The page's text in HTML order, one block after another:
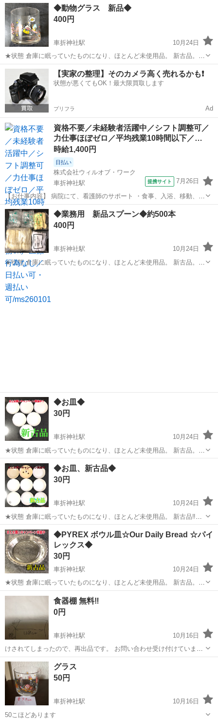
お値引きします。 ★配達可能★ 別途送料かかります。 何かございま
したら、 ...
京都 京都市 車折神社駅 本/CD/DVD
◆動物グラス 新品◆
400円
車折神社駅
10月24日
★状態 倉庫に眠っていたものになり、ほとんど未使用品。 新古品。
★寸法★ ★まとめ買いキャンペーン★ 一箱400円 5箱あります。 まと
めて買っていただけますとお値引きします。 ★配達可能★ 別途送料か
かりま...
京都 京都市 車折神社駅 本/CD/DVD 新古品
【実家の整理】そのカメラ高く売れるかも❗️
状態が悪くてもOK！最大限買取します
プリフラ Ad
資格不要／未経験者活躍中／シフト調整可／
力仕事ほぼゼロ／平均残業10時間以下／…
時給1,400円
日払い
株式会社ウィルオブ・ワーク
車折神社駅
提携サイト 7月26日
【お仕事内容】 病院にて、看護師のサポート ・食事、入浴、移動、排
泄などの身体介助 ・病室のシーツ交換、清掃、環境整備 ・事務作業の
補助業務 ・伝票やカルテの運搬 ・備品、器具の確認 など 「できるか
不安・・・」 「未経験...
京都 京都市 車折神社駅 その他
◆業務用 新品スプーン◆約500本
400円
車折神社駅
10月24日
★状態 倉庫に眠っていたものになり、ほとんど未使用品。 新古品。
★寸法★ なし ★配達可能★ 別途送料かかります。 何かございました
ら、 お気軽にお問い合わせ下さい(^^)
京都 京都市
◆お皿◆
30円
車折神社駅
10月24日
★状態 倉庫に眠っていたものになり、ほとんど未使用品。 新古品。
made in JAPAN‼️ ★寸法★ 10×１０×2 ★まとめ買いキャンペーン★ 全
部で20枚ほどあります。まとめて買っていただけますのとかなりお...
京都 京都市 車折神社駅 本/CD/DVD
◆お皿、新古品◆
30円
車折神社駅
10月24日
★状態 倉庫に眠っていたものになり、ほとんど未使用品。 新古品‼️、
★寸法★ 6×6×2 ★まとめ買いキャンペーン★ 全部で20枚ほどありま
す。まとめて買っていただけますのとかなりお値引きします。 ★配達
可能★ 別...
京都 京都市 車折神社駅 本/CD/DVD
◆PYREX ボウル皿☆Our Daily Bread ☆パイ
レックス◆
30円
車折神社駅
10月24日
★状態 倉庫に眠っていたものになり、ほとんど未使用品。 新古品。
made in JAPAN‼️ ★寸法★ 9×9×3 ★まとめ買いキャンペーン★ 全部で
20枚ほどあります。まとめて買っていただけますのとかなりお値引...
京都 京都市 車折神社駅
食器棚 無料‼️
0円
車折神社駅
10月16日
けされてしまったので、再出品です。 お問い合わせ受け付けていま
す。 お気軽にご相談下さい(^^)
京都 京都市
グラス
50円
車折神社駅
10月16日
50こほどあります